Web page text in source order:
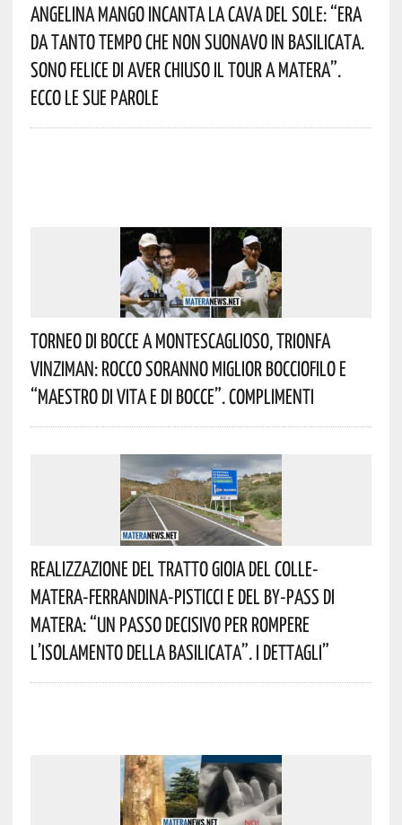
Angelina Mango Incanta La Cava Del Sole: “era
Da Tanto Tempo Che Non Suonavo In Basilicata.
Sono Felice Di Aver Chiuso Il Tour A Matera”.
Ecco Le Sue Parole
Torneo Di Bocce A Montescaglioso, Trionfa
Vinziman: Rocco Soranno Miglior Bocciofilo E
“Maestro Di Vita E Di Bocce”. Complimenti
Realizzazione Del Tratto Gioia Del Colle-
Matera-Ferrandina-Pisticci E Del By-Pass Di
Matera: “Un Passo Decisivo Per Rompere
L’isolamento Della Basilicata”. I Dettagli”